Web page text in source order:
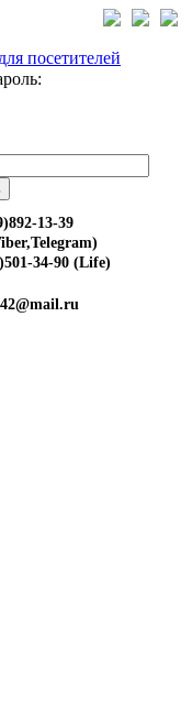
посетителей
13-39
34-90 (Life)